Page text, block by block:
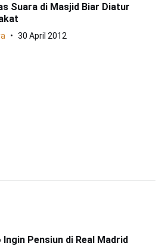
Suara di Masjid Biar Diatur
30 April 2012
Ingin Pensiun di Real Madrid